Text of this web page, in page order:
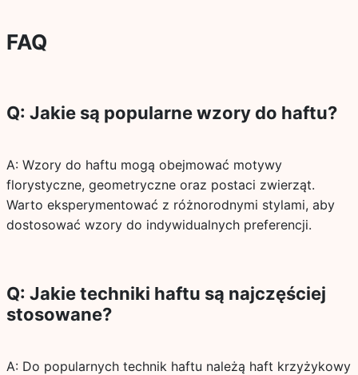
FAQ
Q: Jakie są popularne wzory do haftu?
A: Wzory do haftu mogą obejmować motywy
florystyczne, geometryczne oraz postaci zwierząt.
Warto eksperymentować z różnorodnymi stylami, aby
dostosować wzory do indywidualnych preferencji.
Q: Jakie techniki haftu są najczęściej
stosowane?
A: Do popularnych technik haftu należą haft krzyżykowy